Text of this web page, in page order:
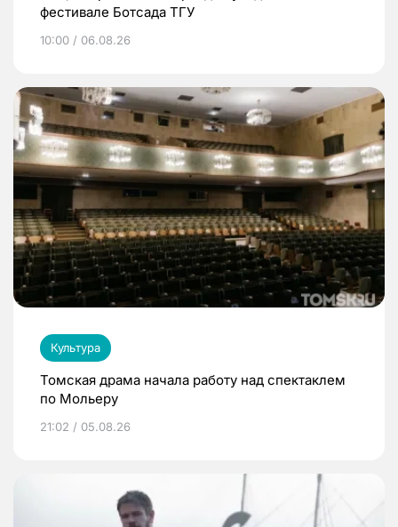
фестивале Ботсада ТГУ
10:00 / 06.08.26
Культура
Томская драма начала работу над спектаклем
по Мольеру
21:02 / 05.08.26